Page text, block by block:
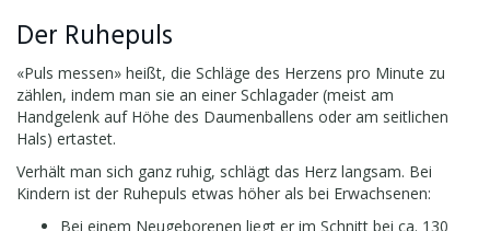
Der Ruhepuls
«Puls messen» heißt, die Schläge des Herzens pro Minute zu
zählen, indem man sie an einer Schlagader (meist am
Handgelenk auf Höhe des Daumenballens oder am seitlichen
Hals) ertastet.
Verhält man sich ganz ruhig, schlägt das Herz langsam. Bei
Kindern ist der Ruhepuls etwas höher als bei Erwachsenen:
Bei einem Neugeborenen liegt er im Schnitt bei ca. 130